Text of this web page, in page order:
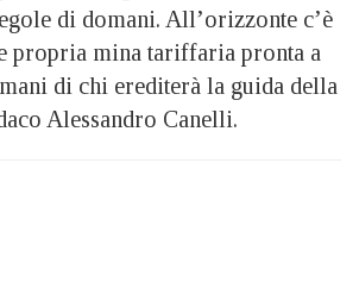
di domani. All’orizzonte c’è
propria mina tariffaria pronta a
di chi erediterà la guida della
Alessandro Canelli.